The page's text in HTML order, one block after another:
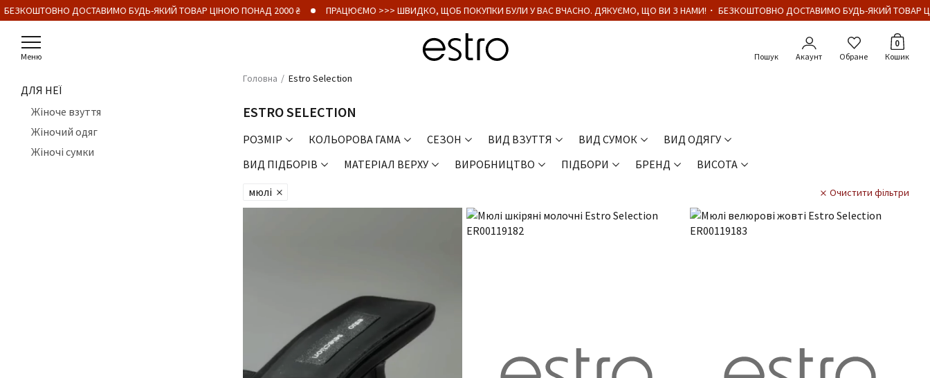
ДОСТАВИМО БУДЬ-ЯКИЙ ТОВАР ЦІНОЮ ПОНАД 2000 ₴ ПРАЦЮЄМО >>> ШВИДКО, ЩОБ ПОКУПКИ БУЛИ У ВАС ВЧАСНО. ДЯКУЄМО, ЩО ВИ З НАМИ!・ БЕЗКОШТОВНО ДОСТАВИМО БУДЬ-ЯКИЙ ТОВАР
Меню Акаунт Обране
0
Кошик
ДЛЯ НЕЇ
Жіноче взуття
Жіночий одяг
Жіночі сумки
Головна Estro Selection
ESTRO SELECTION
РОЗМІР КОЛЬОРОВА ГАМА СЕЗОН ВИД ВЗУТТЯ ВИД СУМОК
ВИД ОДЯГУ
ВИД ПІДБОРІВ
МАТЕРІАЛ ВЕРХУ ВИРОБНИЦТВО ПІДБОРИ БРЕНД
ВИСОТА
мюлі
Очистити фільтри